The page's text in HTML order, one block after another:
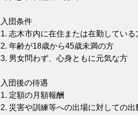
入団条件
1. 志木市内に在住または在勤している
2. 年齢が18歳から45歳未満の方
3. 男女問わず、心身ともに元気な方
入団後の待遇
1. 定額の月額報酬
2. 災害や訓練等への出場に対しての出